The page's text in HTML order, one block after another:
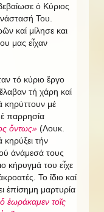
ὁ Κύριος
Του.
καί μίλησε και
μας εἶχαν
τό κύριο ἔργο
τή χάρη καί
κηρύττουν μέ
παρρησία
ὄντως» (Λουκ.
τήν
ἀνάμεσά τους
κήρυγμά του εἶχε
Το ἴδιο καί
ἐπίσημη μαρτυρία
ἑωράκαμεν τοῖς